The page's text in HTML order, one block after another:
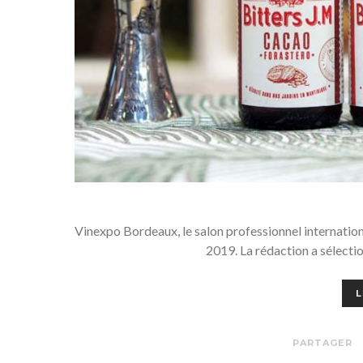
Vinexpo Bordeaux, le salon professionnel
2019. La rédaction a
PARTAGER